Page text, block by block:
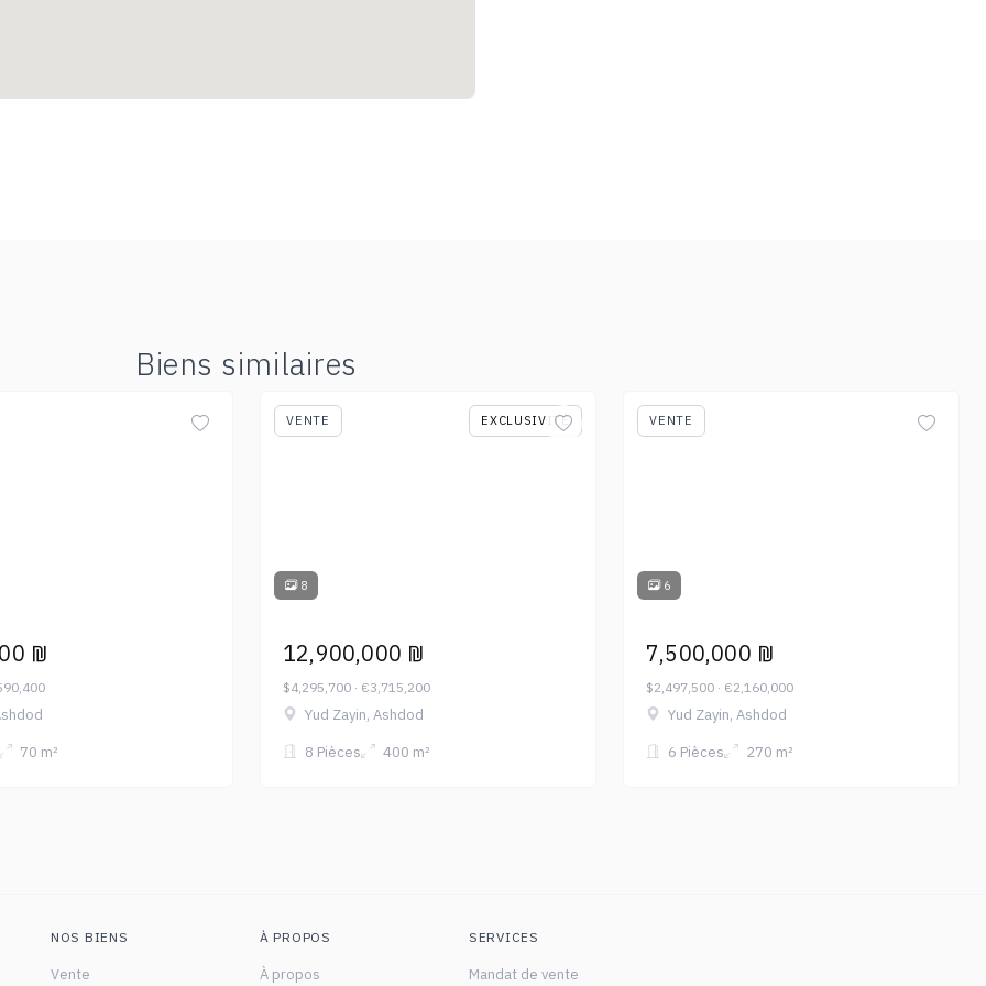
Biens similaires
₪
70 m²
VENTE EXCLUSIVITÉ
8
12,900,000 ₪
$4,295,700 · €3,715,200
Yud Zayin, Ashdod
8 Pièces
400 m²
VENTE
6
7,500,000 ₪
$2,497,500 · €2,160,000
Yud Zayin, Ashdod
6 Pièces
270 m²
NOS BIENS
Vente
À PROPOS
À propos
SERVICES
Mandat de vente